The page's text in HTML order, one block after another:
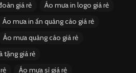
giá rẻ
Áo mưa in logo giá rẻ
Áo mưa in ấn quảng cáo giá rẻ
Áo mưa quảng cáo giá rẻ
tặng giá rẻ
Áo mưa sỉ giá rẻ